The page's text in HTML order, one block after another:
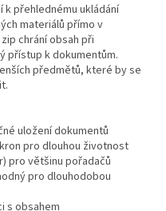
k přehlednému ukládání
materiálů přímo v
chrání obsah při
přístup k dokumentům.
předmětů, které by se
uložení dokumentů
pro dlouhou životnost
pro většinu pořadačů
pro dlouhodobou
s obsahem